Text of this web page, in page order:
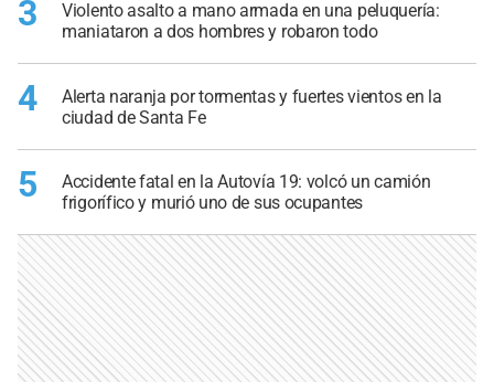
3
Violento asalto a mano armada en una peluquería:
maniataron a dos hombres y robaron todo
4
Alerta naranja por tormentas y fuertes vientos en la
ciudad de Santa Fe
5
Accidente fatal en la Autovía 19: volcó un camión
frigorífico y murió uno de sus ocupantes